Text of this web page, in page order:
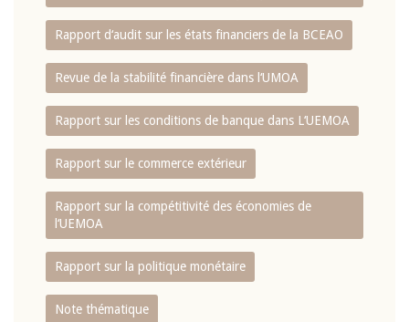
Rapport d‘audit sur les états financiers de la BCEAO
Revue de la stabilité financière dans l‘UMOA
Rapport sur les conditions de banque dans L‘UEMOA
Rapport sur le commerce extérieur
Rapport sur la compétitivité des économies de
l‘UEMOA
Rapport sur la politique monétaire
Note thématique